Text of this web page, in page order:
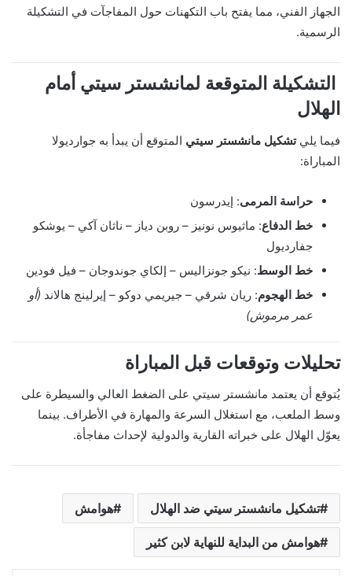
الجهاز الفني، مما يفتح باب التكهنات حول المفاجآت في التشكيلة
الرسمية.
التشكيلة المتوقعة لمانشستر سيتي أمام
الهلال
فيما يليتشكيل مانشستر سيتي المتوقع أن يبدأ به جوارديولا
المباراة:
حراسة المرمى: إيدرسون
خط الدفاع: ماثيوس نونيز – روبن دياز – ناثان آكي – يوشكو
جفارديول
خط الوسط: نيكو جونزاليس – إلكاي جوندوجان – فيل فودين
خط الهجوم: ريان شرقي – جيريمي دوكو – إيرلينج هالاند (أو
عمر مرموش)
تحليلات وتوقعات قبل المباراة
يُتوقع أن يعتمد مانشستر سيتي على الضغط العالي والسيطرة على
وسط الملعب، مع استغلال السرعة والمهارة في الأطراف. بينما
يعوّل الهلال على خبراته القارية والدولية لإحداث مفاجأة.
تشكيل مانشستر سيتي ضد الهلال هوامش
هوامش من البداية للنهاية لابن كثير